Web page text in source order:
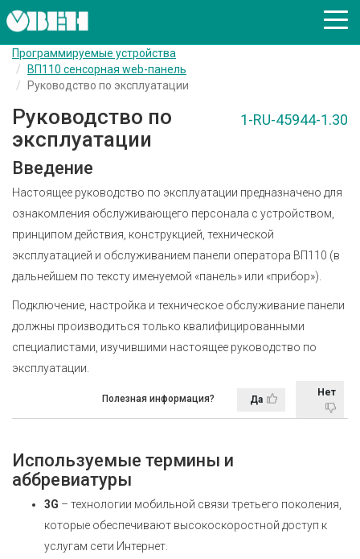
Программируемые устройства
ВП110 сенсорная web-панель
Руководство по эксплуатации
1-RU-45944-1.30
Руководство по
эксплуатации
Введение
Настоящее руководство по эксплуатации предназначено для
ознакомления обслуживающего персонала с устройством,
принципом действия, конструкцией, технической
эксплуатацией и обслуживанием панели оператора ВП110 (в
дальнейшем по тексту именуемой «панель» или «прибор»).
Подключение, настройка и техническое обслуживание панели
должны производиться только квалифицированными
специалистами, изучившими настоящее руководство по
эксплуатации.
Полезная информация? Да
Нет
Используемые термины и
аббревиатуры
3G – технологии мобильной связи третьего поколения,
которые обеспечивают высокоскоростной доступ к
услугам сети Интернет.